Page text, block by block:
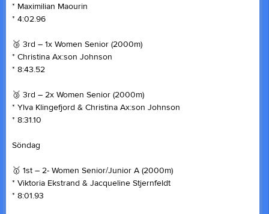
* Maximilian Maourin
* 4:02.96
🥉 3rd – 1x Women Senior (2000m)
* Christina Ax:son Johnson
* 8:43.52
🥉 3rd – 2x Women Senior (2000m)
* Ylva Klingefjord & Christina Ax:son Johnson
* 8:31.10
Söndag
🥇 1st – 2- Women Senior/Junior A (2000m)
* Viktoria Ekstrand & Jacqueline Stjernfeldt
* 8:01.93